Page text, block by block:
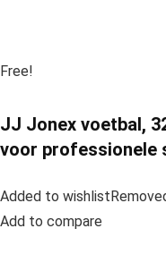
Free!
JJ Jonex voetbal,
voor professionele
Added to
Add to compare